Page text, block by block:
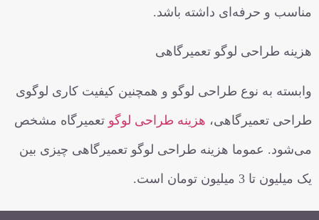
مناسب و حرفه‌ای داشته باشد.
هزینه طراحی لوگو تعمیرگاهی
وابسته به نوع طراحی لوگو و همچنین کیفیت کاری لوگوی
طراحی تعمیرگاهی، هزینه طراحی لوگو تعمیرگاه مشخص
می‌شود. عموما هزینه طراحی لوگو تعمیرگاهی چیزی بین
یک میلیون تا 3 میلیون تومان است.